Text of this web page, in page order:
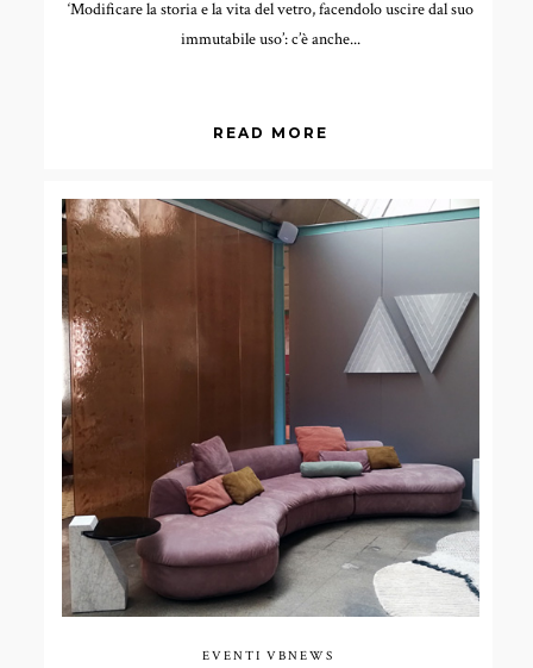
‘Modificare la storia e la vita del vetro, facendolo uscire dal suo
immutabile uso’: c’è anche...
READ MORE
EVENTI VBNEWS